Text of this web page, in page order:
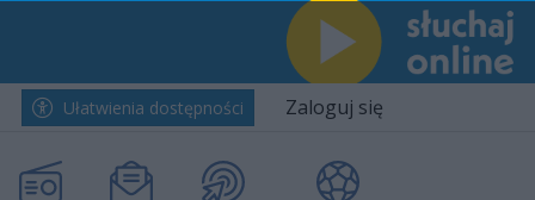
Ułatwienia dostępności Zaloguj się